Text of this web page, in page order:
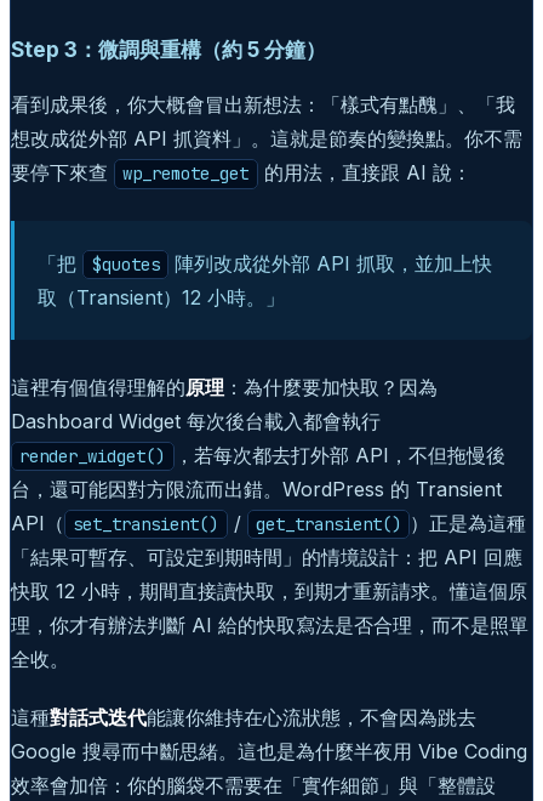
Step 3：微調與重構（約 5 分鐘）
看到成果後，你大概會冒出新想法：「樣式有點醜」、「我
想改成從外部 API 抓資料」。這就是節奏的變換點。你不需
要停下來查
wp_remote_get 的用法，直接跟 AI 說：
「把 $quotes
陣列改成從外部 API 抓取，並加上快
取（Transient）12 小時。」
這裡有個值得理解的原理 ：為什麼要加快取？因為
Dashboard Widget 每次後台載入都會執行
render_widget()
，若每次都去打外部 API，不但拖慢後
台，還可能因對方限流而出錯。WordPress 的 Transient
API（ set_transient() / get_transient()
）正是為這種
「結果可暫存、可設定到期時間」的情境設計：把 API 回應
快取 12 小時，期間直接讀快取，到期才重新請求。懂這個原
理，你才有辦法判斷 AI 給的快取寫法是否合理，而不是照單
全收。
這種對話式迭代能讓你維持在心流狀態，不會因為跳去
Google 搜尋而中斷思緒。這也是為什麼半夜用 Vibe Coding
效率會加倍：你的腦袋不需要在「實作細節」與「整體設